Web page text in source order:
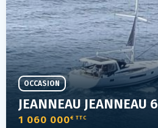
JEANNEAU JEANNEAU
1 060 000€ TTC
OCCASION